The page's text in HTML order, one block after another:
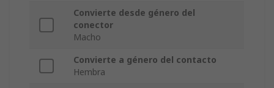
Convierte desde género del
conector
Macho
Convierte a género del contacto
Hembra